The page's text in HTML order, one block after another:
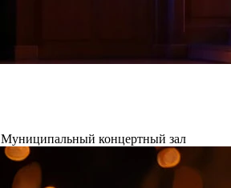
Муниципальный концертный зал